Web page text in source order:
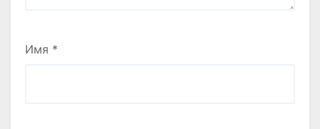
Имя *